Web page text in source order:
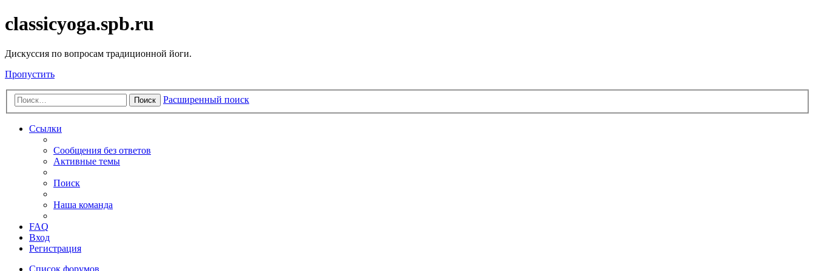
classicyoga.spb.ru
Дискуссия по вопросам традиционной йоги.
Пропустить
Поиск Расширенный поиск
Ссылки
Сообщения без ответов
Активные темы
Поиск
Наша команда
FAQ
Вход
Регистрация